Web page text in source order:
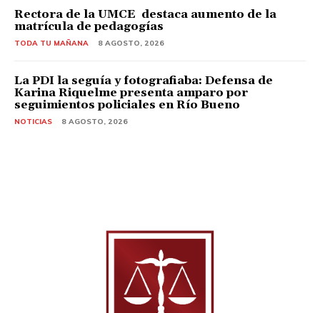
Rectora de la UMCE destaca aumento de la
matrícula de pedagogías
TODA TU MAÑANA 8 AGOSTO, 2026
La PDI la seguía y fotografiaba: Defensa de
Karina Riquelme presenta amparo por
seguimientos policiales en Río Bueno
NOTICIAS 8 AGOSTO, 2026